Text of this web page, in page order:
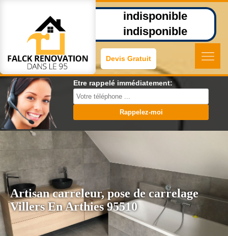
indisponible
indisponible
Devis Gratuit
Etre rappelé immédiatement:
Artisan carreleur, pose de carrelage
Villers En Arthies 95510